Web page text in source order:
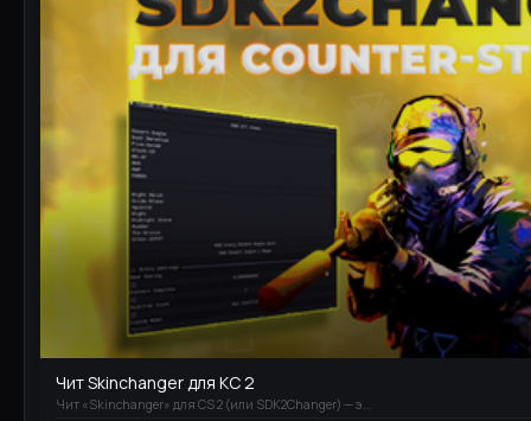
Чит Skinchanger для КС 2
Чит «Skinchanger» для CS 2 (или SDK2Changer) — э...